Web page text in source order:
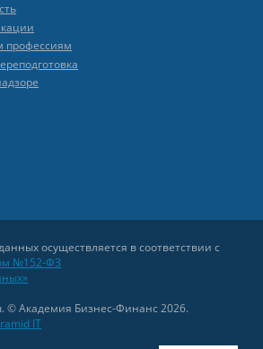
профессиям
осуществляется в соответствии с
№152-ФЗ
© Академия Бизнес-Финанс 2026.
IT